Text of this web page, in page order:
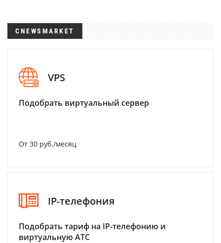
CNEWSMARKET
VPS
Подобрать виртуальный сервер
От 30 руб./месяц
IP-телефония
Подобрать тариф на IP-телефонию и
виртуальную АТС